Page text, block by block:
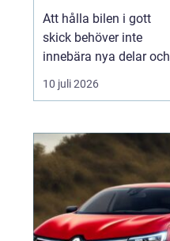
för plånbok och
miljö
Att hålla bilen i gott
skick behöver inte
innebära nya delar och
höga kostnader. Allt fler
bilägare ser
reservdelarbåde
ekonomiskt och ur
miljösynpunkt. Genom
att vä...
10 juli 2026